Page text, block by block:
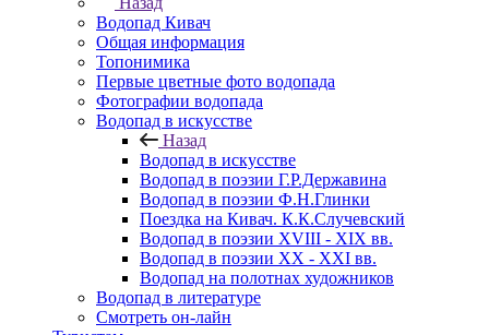
Водопад Кивач
Общая информация
Топонимика
Первые цветные фото водопада
Фотографии водопада
Водопад в искусстве
Назад
Водопад в искусстве
Водопад в поэзии Г.Р.Державина
Водопад в поэзии Ф.Н.Глинки
Поездка на Кивач. К.К.Случевский
Водопад в поэзии XVIII - XIX вв.
Водопад в поэзии XX - XXI вв.
Водопад на полотнах художников
Водопад в литературе
Смотреть он-лайн